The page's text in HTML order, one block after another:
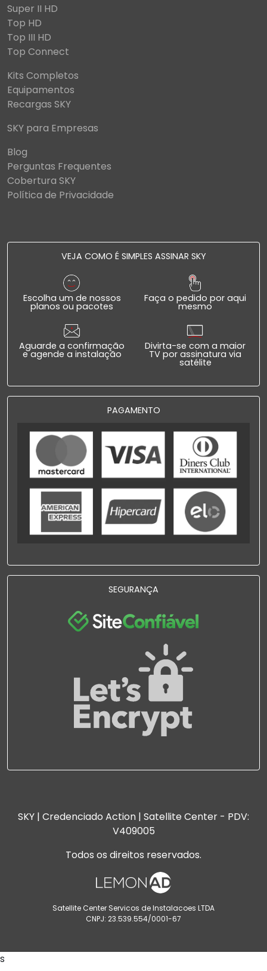
Super II HD
Top HD
Top III HD
Top Connect
Kits Completos
Equipamentos
Recargas SKY
SKY para Empresas
Blog
Perguntas Frequentes
Cobertura SKY
Política de Privacidade
VEJA COMO É SIMPLES ASSINAR SKY
Escolha um de nossos
planos ou pacotes
Faça o pedido por aqui
mesmo
Aguarde a confirmação
e agende a instalação
Divirta-se com a maior
TV por assinatura via
satélite
PAGAMENTO
SEGURANÇA
SKY | Credenciado Action | Satellite Center - PDV:
V409005
Todos os direitos reservados.
Satellite Center Servicos de Instalacoes LTDA
CNPJ: 23.539.554/0001-67
s